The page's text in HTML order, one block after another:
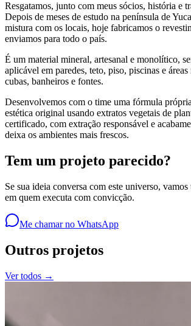
Resgatamos, junto com meus sócios, história e
Depois de meses de estudo na península de
mistura com os locais, hoje fabricamos o
enviamos para todo o país.
É um material mineral, artesanal e monolítico,
aplicável em paredes, teto, piso, piscinas e
cubas, banheiros e fontes.
Desenvolvemos com o time uma fórmula
estética original usando extratos vegetais de
certificado, com extração responsável e
deixa os ambientes mais frescos.
Tem um projeto parecido?
Se sua ideia conversa com este universo,
em quem executa com convicção.
Me chamar no WhatsApp
Outros projetos
Ver todos →